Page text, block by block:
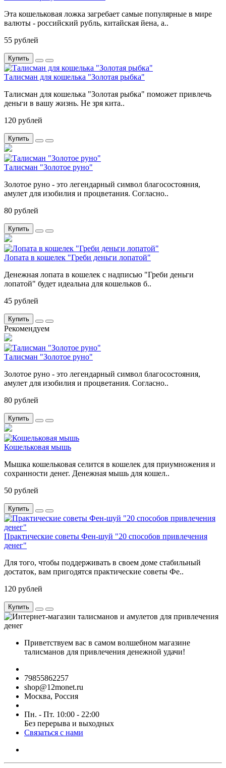
Эта кошельковая ложка загребает самые популярные в мире
валюты - российский рубль, китайская йена, а..
55 рублей
Купить
Талисман для кошелька "Золотая рыбка"
Талисман для кошелька "Золотая рыбка" поможет привлечь
деньги в вашу жизнь. Не зря кита..
120 рублей
Купить
Талисман "Золотое руно"
Золотое руно - это легендарный символ благосостояния,
амулет для изобилия и процветания. Согласно..
80 рублей
Купить
Лопата в кошелек "Греби деньги лопатой"
Денежная лопата в кошелек с надписью "Греби деньги
лопатой" будет идеальна для кошельков б..
45 рублей
Купить
Рекомендуем
Талисман "Золотое руно"
Золотое руно - это легендарный символ благосостояния,
амулет для изобилия и процветания. Согласно..
80 рублей
Купить
Кошельковая мышь
Мышка кошельковая селится в кошелек для приумножения и
сохранности денег. Денежная мышь для кошел..
50 рублей
Купить
Практические советы Фен-шуй "20 способов привлечения
денег"
Для того, чтобы поддерживать в своем доме стабильный
достаток, вам пригодятся практические советы Фе..
120 рублей
Купить
Приветствуем вас в самом волшебном магазине
талисманов для привлечения денежной удачи!
79855862257
shop@12monet.ru
Москва, Россия
Пн. - Пт. 10:00 - 22:00
Без перерыва и выходных
Связаться с нами